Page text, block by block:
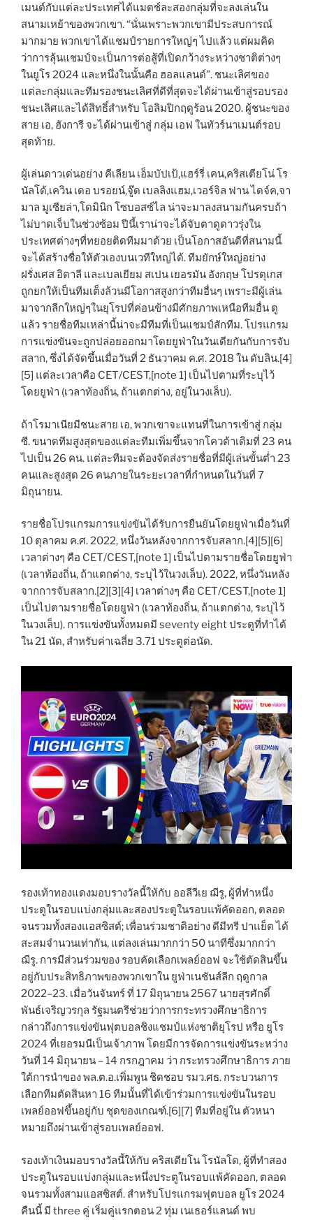
เมนต์กับแต่ละประเทศได้แมตช์ละสองกลุ่มที่จะลงเล่นใน
สนามเหย้าของพวกเขา. “นั่นเพราะพวกเขามีประสบการณ์
มากมาย พวกเขาได้แชมป์รายการใหญ่ๆ ไปแล้ว แต่ผมคิด
ว่าการลุ้นแชมป์จะเป็นการต่อสู้ที่เปิดกว้างระหว่างชาติต่างๆ
ในยูโร 2024 และหนึ่งในนั้นคือ ฮอลแลนด์”. ชนะเลิศของ
แต่ละกลุ่มและทีมรองชนะเลิศที่ดีที่สุดจะได้ผ่านเข้าสู่รอบรอง
ชนะเลิศและได้สิทธิ์สำหรับ โอลิมปิกฤดูร้อน 2020. ผู้ชนะของ
สาย เอ, ฮังการี จะได้ผ่านเข้าสู่ กลุ่ม เอฟ ในทัวร์นาเมนต์รอบ
สุดท้าย.
ผู้เล่นดาวเด่นอย่าง คีเลียน เอ็มบัปเป้,แฮร์รี่ เคน,คริสเตียโน่ โร
นัลโด้,เควิน เดอ บรอยน์,จู๊ด เบลลิงแฮม,เวอร์จิล ฟาน ไดจ์ค,จา
มาล มูเซียล่า,โดมินิก โซบอสซ์ไล น่าจะมาลงสนามกันครบถ้า
ไม่บาดเจ็บในช่วงซ้อม ปีนี้เราน่าจะได้จับตาดูดาวรุ่งใน
ประเทศต่างๆที่ทยอยติดทีมมาด้วย เป็นโอกาสอันดีที่สนามนี้
จะได้สร้างชื่อให้ตัวเองบนเวทีใหญ่ได้. ทีมยักษ์ใหญ่อย่าง
ฝรั่งเศส อิตาลี และเบลเยียม สเปน เยอรมัน อังกฤษ โปรตุเกส
ถูกยกให้เป็นทีมเต็งล้วนมีโอกาสสูงกว่าทีมอื่นๆ เพราะมีผู้เล่น
มาจากลีกใหญ่ๆในยุโรปที่ค่อนข้างมีศักยภาพเหนือทีมอื่น ดู
แล้ว รายชื่อทีมเหล่านี้น่าจะมีทีมที่เป็นแชมป์สักทีม. โปรแกรม
การแข่งขันจะถูกปล่อยออกมาโดยยูฟ่าในวันเดียกันกับการจับ
สลาก, ซึ่งได้จัดขึ้นเมื่อวันที่ 2 ธันวาคม ค.ศ. 2018 ใน ดับลิน.[4]
[5] แต่ละเวลาคือ CET/CEST,[note 1] เป็นไปตามที่ระบุไว้
โดยยูฟ่า (เวลาท้องถิ่น, ถ้าแตกต่าง, อยู่ในวงเล็บ).
ถ้าโรมาเนียมีชนะสาย เอ, พวกเขาจะแทนที่ในการเข้าสู่ กลุ่ม
ซี. ขนาดทีมสูงสุดของแต่ละทีมเพิ่มขึ้นจากโควต้าเดิมที่ 23 คน
ไปเป็น 26 คน. แต่ละทีมจะต้องจัดส่งรายชื่อที่มีผู้เล่นขั้นต่ำ 23
คนและสูงสุด 26 คนภายในระยะเวลาที่กำหนดในวันที่ 7
มิถุนายน.
รายชื่อโปรแกรมการแข่งขันได้รับการยืนยันโดยยูฟ่าเมื่อวันที่
10 ตุลาคม ค.ศ. 2022, หนึ่งวันหลังจากการจับสลาก.[4][5][6]
เวลาต่างๆ คือ CET/CEST,[note 1] เป็นไปตามรายชื่อโดยยูฟ่า
(เวลาท้องถิ่น, ถ้าแตกต่าง, ระบุไว้ในวงเล็บ). 2022, หนึ่งวันหลัง
จากการจับสลาก.[2][3][4] เวลาต่างๆ คือ CET/CEST,[note 1]
เป็นไปตามรายชื่อโดยยูฟ่า (เวลาท้องถิ่น, ถ้าแตกต่าง, ระบุไว้
ในวงเล็บ). การแข่งขันทั้งหมดมี seventy eight ประตูที่ทำได้
ใน 21 นัด, สำหรับค่าเฉลี่ย 3.71 ประตูต่อนัด.
รองเท้าทองแดงมอบรางวัลนี้ให้กับ ออลีวีเย ฌีรู, ผู้ที่ทำหนึ่ง
ประตูในรอบแบ่งกลุ่มและสองประตูในรอบแพ้คัดออก, ตลอด
จนรวมทั้งสองแอสซิสต์; เพื่อนร่วมชาติอย่าง ดีมีทรี ปาแย็ต ได้
สะสมจำนวนเท่ากัน, แต่ลงเล่นมากกว่า 50 นาทีซึ่งมากกว่า
ฌีรู. การมีส่วนร่วมของ รอบคัดเลือกเพลย์ออฟ จะใช้ตัดสินขึ้น
อยู่กับประสิทธิภาพของพวกเขาใน ยูฟ่าเนชันส์ลีก ฤดูกาล
2022–23. เมื่อวันจันทร์ ที่ 17 มิถุนายน 2567 นายสุรศักดิ์
พันธ์เจริญวรกุล รัฐมนตรีช่วยว่าการกระทรวงศึกษาธิการ
กล่าวถึงการแข่งขันฟุตบอลชิงแชมป์แห่งชาติยุโรป หรือ ยูโร
2024 ที่เยอรมนีเป็นเจ้าภาพ โดยมีการจัดการแข่งขันระหว่าง
วันที่ 14 มิถุนายน – 14 กรกฎาคม ว่า กระทรวงศึกษาธิการ ภาย
ใต้การนำของ พล.ต.อ.เพิ่มพูน ชิดชอบ รมว.ศธ. กระบวนการ
เลือกทีมตัดสินหา 16 ทีมนั้นที่ได้เข้าร่วมการแข่งขันในรอบ
เพลย์ออฟขึ้นอยู่กับ ชุดของเกณฑ์.[6][7] ทีมที่อยู่ใน ตัวหนา
หมายถึงผ่านเข้าสู่รอบเพลย์ออฟ.
รองเท้าเงินมอบรางวัลนี้ให้กับ คริสเตียโน โรนัลโด, ผู้ที่ทำสอง
ประตูในรอบแบ่งกลุ่มและหนึ่งประตูในรอบแพ้คัดออก, ตลอด
จนรวมทั้งสามแอสซิสต์. สำหรับโปรแกรมฟุตบอล ยูโร 2024
คืนนี้ มี three คู่ เริ่มคู่แรกตอน 2 ทุ่ม เนเธอร์แลนด์ พบ